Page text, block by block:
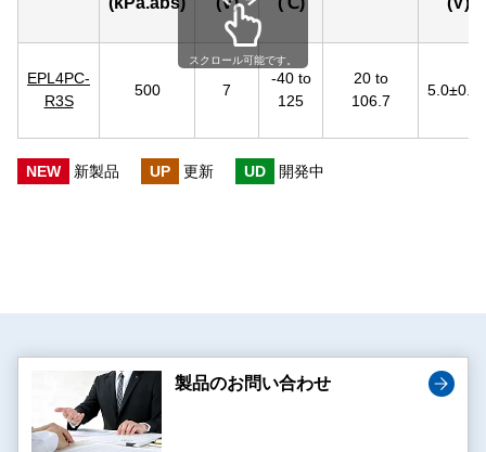
EPL4PC-
R3S
500 7
-40 to
125
20 to
106.7
スクロール可能です。
NEW 新製品 UP 更新 UD 開発中
製品のお問い合わせ